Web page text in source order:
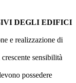
DEGLI EDIFICI
e realizzazione di
sensibilità
possedere